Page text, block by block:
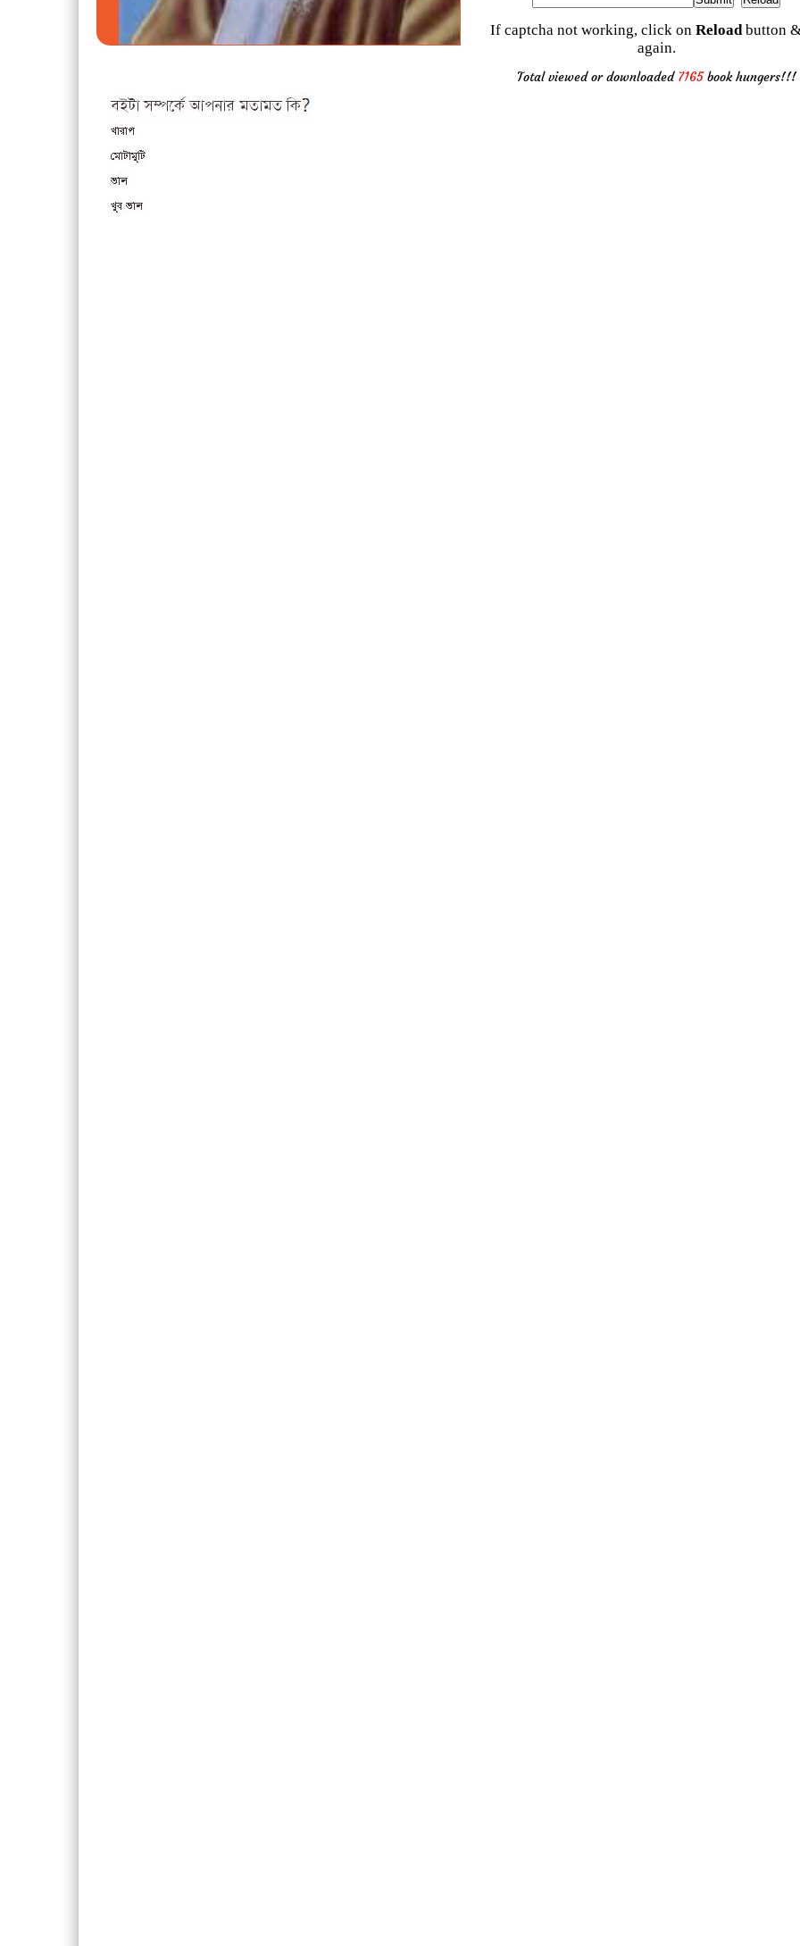
If captcha not working, click on Reloadbutton
again.
Total viewed or downloaded 7165book hungers!!!